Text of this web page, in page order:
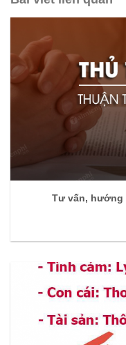
Tư vấn, hướng